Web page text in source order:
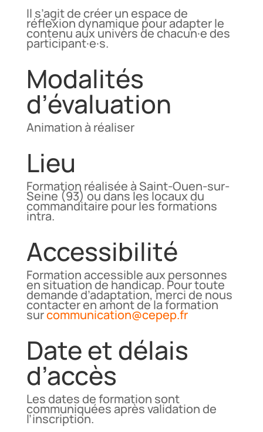
Il s’agit de créer un espace de
réflexion dynamique pour adapter le
contenu aux univers de chacun·e des
participant·e·s.
Modalités
d’évaluation
Animation à réaliser
Lieu
Formation réalisée à Saint-Ouen-sur-
Seine (93) ou dans les locaux du
commanditaire pour les formations
intra.
Accessibilité
Formation accessible aux personnes
en situation de handicap. Pour toute
demande d’adaptation, merci de nous
contacter en amont de la formation
surcommunication@cepep.fr
Date et délais
d’accès
Les dates de formation sont
communiquées après validation de
l’inscription.